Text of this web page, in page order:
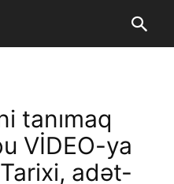
tanımaq
VİDEO-ya
adət-